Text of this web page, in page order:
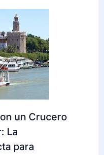
un Crucero
La
para